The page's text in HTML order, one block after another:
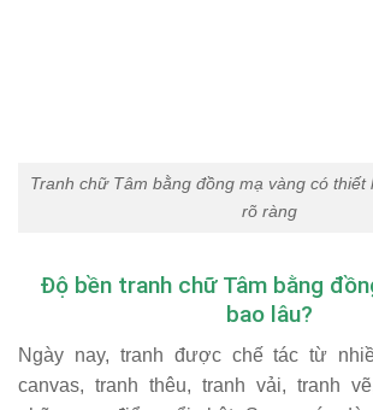
Tranh chữ Tâm bằng đồng mạ vàng có thiết
rõ ràng
Độ bền tranh chữ Tâm bằng
bao lâu?
Ngày nay, tranh được chế tác từ
canvas, tranh thêu, tranh vải, tranh